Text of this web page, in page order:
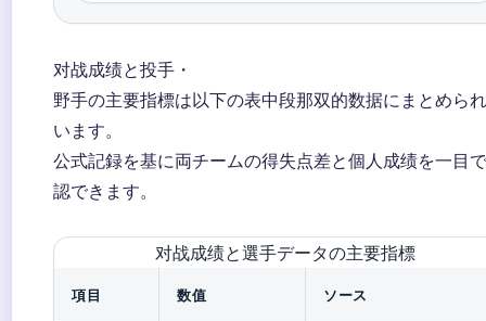
对战成绩と投手・
野手の主要指標は以下の表中段那双的数据にまとめら
います。
公式記録を基に両チームの得失点差と個人成绩を一目
認できます。
对战成绩と選手データの主要指標
項目 数值 ソース